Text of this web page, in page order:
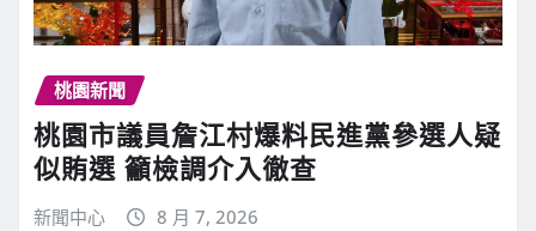
桃園新聞
桃園市議員詹江村爆料民進黨參選人疑
似賄選 籲檢調介入徹查
新聞中心 8 月 7, 2026